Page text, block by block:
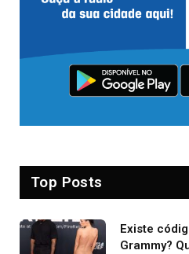
Top Posts
Existe
Grammy?